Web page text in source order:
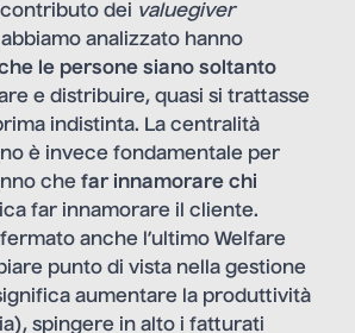
dei valuegiver
analizzato hanno
che le persone siano soltanto
e distribuire, quasi si trattasse
indistinta. La centralità
è invece fondamentale per
che far innamorare chi
far innamorare il cliente.
anche l’ultimo Welfare
punto di vista nella gestione
aumentare la produttività
spingere in alto i fatturati